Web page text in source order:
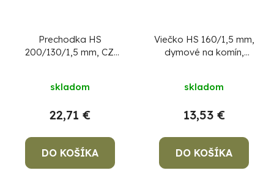
Prechodka HS
200/130/1,5 mm, CZ:
skladom
22,71 €
DO KOŠÍKA
Viečko HS 160/1,5 mm,
dymové na komín,
skladom
13,53 €
DO KOŠÍKA